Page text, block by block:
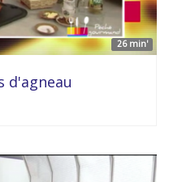
26 min'
d'agneau